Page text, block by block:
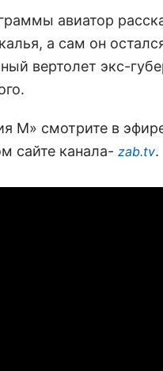
авиатор
а сам он
вертолет экс-
М» смотрите в
сайте канала- zab.tv.